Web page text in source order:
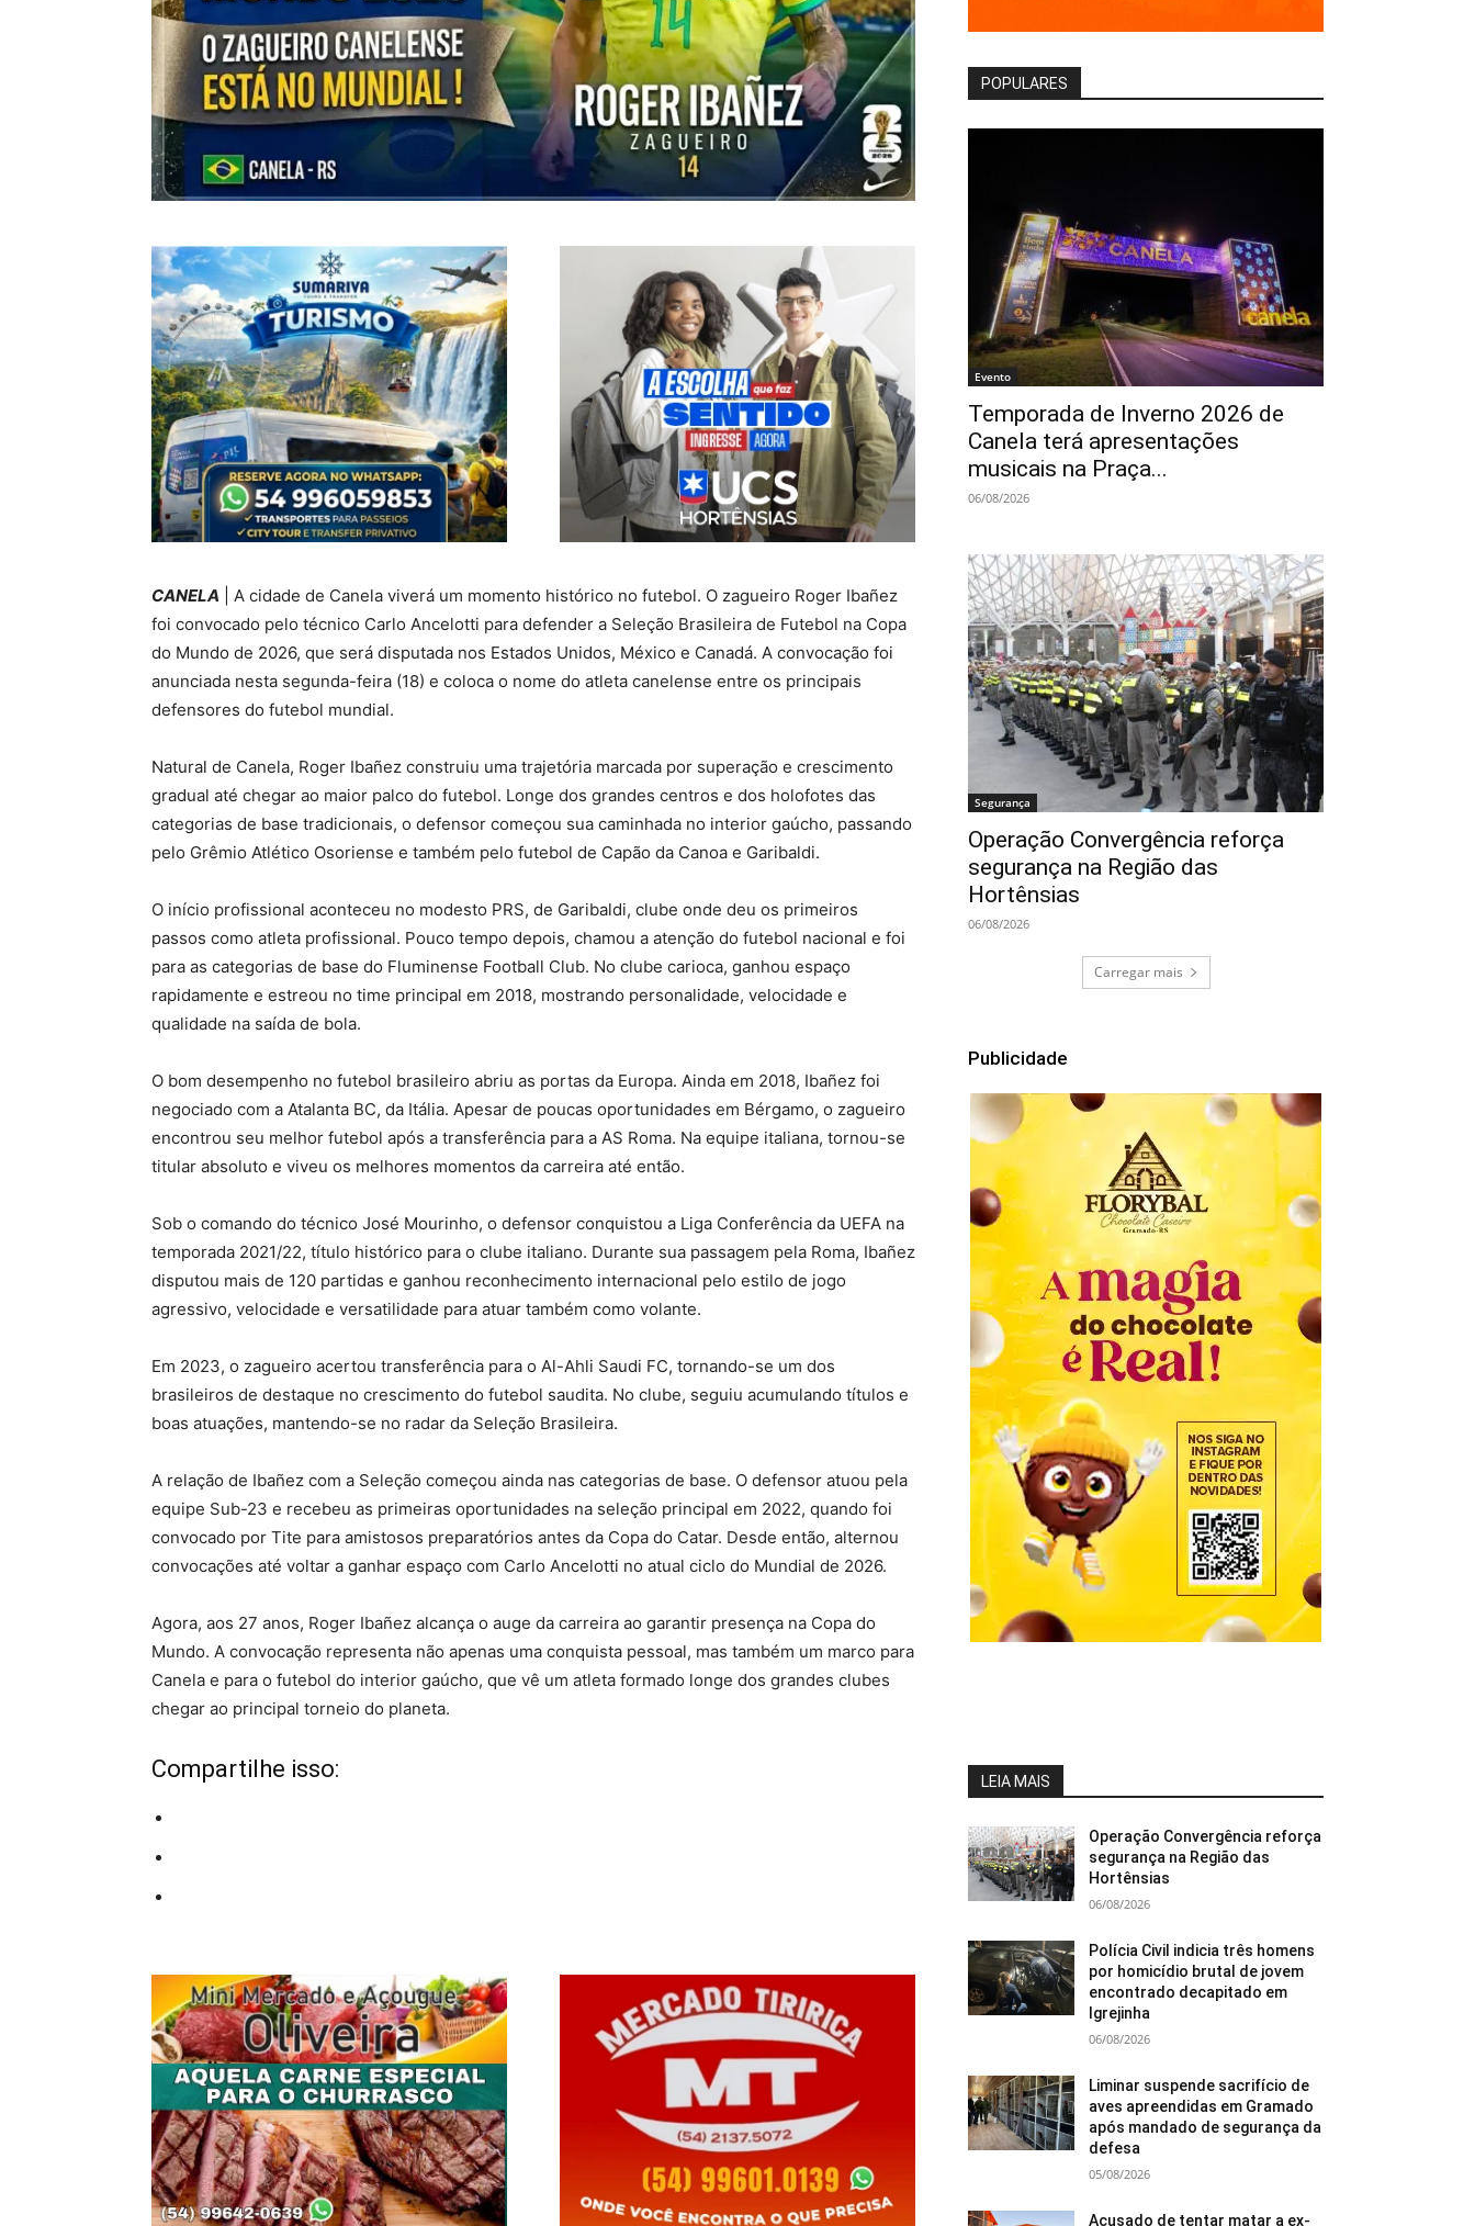
CANELA | A cidade de Canela viverá um momento histórico no futebol. O zagueiro Roger Ibañez
foi convocado pelo técnico Carlo Ancelotti para defender a Seleção Brasileira de Futebol na Copa
do Mundo de 2026, que será disputada nos Estados Unidos, México e Canadá. A convocação foi
anunciada nesta segunda-feira (18) e coloca o nome do atleta canelense entre os principais
defensores do futebol mundial.
Natural de Canela, Roger Ibañez construiu uma trajetória marcada por superação e crescimento
gradual até chegar ao maior palco do futebol. Longe dos grandes centros e dos holofotes das
categorias de base tradicionais, o defensor começou sua caminhada no interior gaúcho, passando
pelo Grêmio Atlético Osoriense e também pelo futebol de Capão da Canoa e Garibaldi.
O início profissional aconteceu no modesto PRS, de Garibaldi, clube onde deu os primeiros
passos como atleta profissional. Pouco tempo depois, chamou a atenção do futebol nacional e foi
para as categorias de base do Fluminense Football Club. No clube carioca, ganhou espaço
rapidamente e estreou no time principal em 2018, mostrando personalidade, velocidade e
qualidade na saída de bola.
O bom desempenho no futebol brasileiro abriu as portas da Europa. Ainda em 2018, Ibañez foi
negociado com a Atalanta BC, da Itália. Apesar de poucas oportunidades em Bérgamo, o zagueiro
encontrou seu melhor futebol após a transferência para a AS Roma. Na equipe italiana, tornou-se
titular absoluto e viveu os melhores momentos da carreira até então.
Sob o comando do técnico José Mourinho, o defensor conquistou a Liga Conferência da UEFA na
temporada 2021/22, título histórico para o clube italiano. Durante sua passagem pela Roma, Ibañez
disputou mais de 120 partidas e ganhou reconhecimento internacional pelo estilo de jogo
agressivo, velocidade e versatilidade para atuar também como volante.
Em 2023, o zagueiro acertou transferência para o Al-Ahli Saudi FC, tornando-se um dos
brasileiros de destaque no crescimento do futebol saudita. No clube, seguiu acumulando títulos e
boas atuações, mantendo-se no radar da Seleção Brasileira.
A relação de Ibañez com a Seleção começou ainda nas categorias de base. O defensor atuou pela
equipe Sub-23 e recebeu as primeiras oportunidades na seleção principal em 2022, quando foi
convocado por Tite para amistosos preparatórios antes da Copa do Catar. Desde então, alternou
convocações até voltar a ganhar espaço com Carlo Ancelotti no atual ciclo do Mundial de 2026.
Agora, aos 27 anos, Roger Ibañez alcança o auge da carreira ao garantir presença na Copa do
Mundo. A convocação representa não apenas uma conquista pessoal, mas também um marco para
Canela e para o futebol do interior gaúcho, que vê um atleta formado longe dos grandes clubes
chegar ao principal torneio do planeta.
Compartilhe isso:
POPULARES
Evento
Temporada de Inverno 2026 de
Canela terá apresentações
musicais na Praça...
06/08/2026
Segurança
Operação Convergência reforça
segurança na Região das
Hortênsias
06/08/2026
Carregar mais
Publicidade
LEIA MAIS
Operação Convergência reforça
segurança na Região das
Hortênsias
06/08/2026
Polícia Civil indicia três homens
por homicídio brutal de jovem
encontrado decapitado em
Igrejinha
06/08/2026
Liminar suspende sacrifício de
aves apreendidas em Gramado
após mandado de segurança da
defesa
05/08/2026
Acusado de tentar matar a ex-